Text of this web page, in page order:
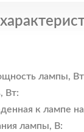
лампы,
Вт:
к лампе
лампы, В: